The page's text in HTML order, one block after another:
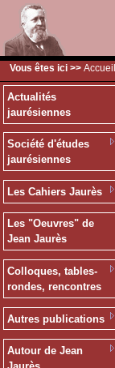
Vous êtes ici >> Accueil
Actualités
jaurésiennes
Société d'études
jaurésiennes
Les Cahiers Jaurès
Les "Oeuvres" de
Jean Jaurès
Colloques, tables-
rondes, rencontres
Autres publications
Autour de Jean